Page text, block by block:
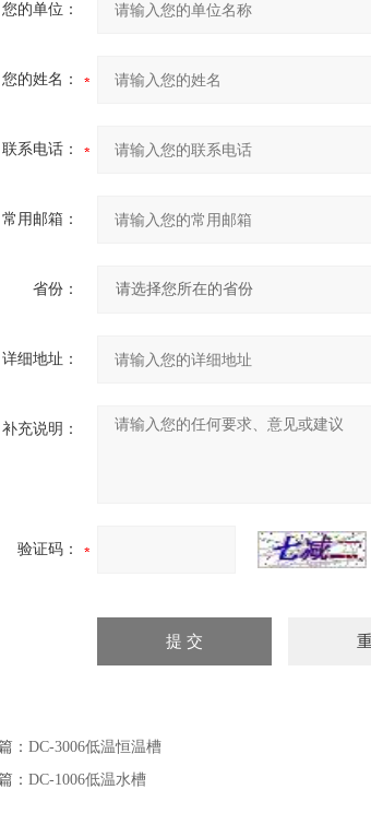
您的单位：
您的姓名：
联系电话：
常用邮箱：
省份：
详细地址：
补充说明：
验证码：
： DC-3006低温恒温槽
： DC-1006低温水槽